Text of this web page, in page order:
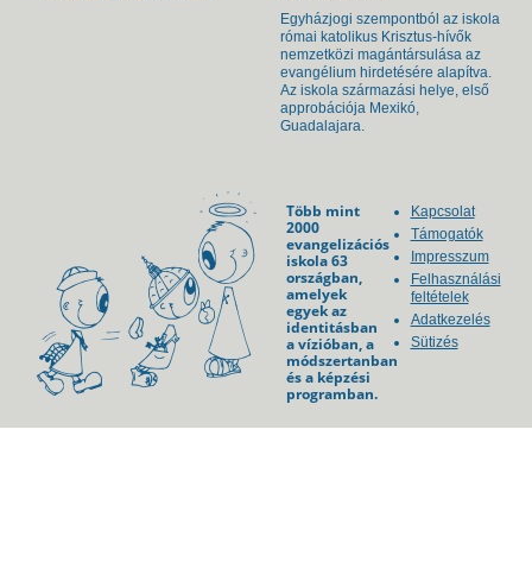
Egyházjogi szempontból az iskola
római katolikus Krisztus-hívők
nemzetközi magántársulása az
evangélium hirdetésére alapítva.
Az iskola származási helye, első
approbációja Mexikó,
Guadalajara.
Több mint
2000
evangelizációs
iskola 63
országban,
amelyek
egyek az
identitásban
a vízióban, a
módszertanban
és a képzési
programban.
Kapcsolat
Támogatók
Impresszum
Felhasználási
feltételek
Adatkezelés
Sütizés